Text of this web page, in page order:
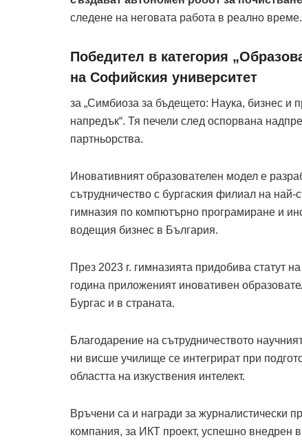
следене на неговата работа в реално време.
Победител в категория
на Софийския университет
за „Симбиоза за бъдещето: Наука, бизнес и
напредък“. Тя печели след оспорвана
партньорства.
Иновативният образователен модел е
сътрудничество с бургаския филиал на
гимназия по компютърно програмиране и
водещия бизнес в България.
През 2023 г. гимназията придобива статут
година приложеният иновативен
Бургас и в страната.
Благодарение на сътрудничеството
ни висше училище се интегрират при
областта на изкуствения интелект.
Връчени са и награди за журналистически
компания, за ИКТ проект, успешно внедрен